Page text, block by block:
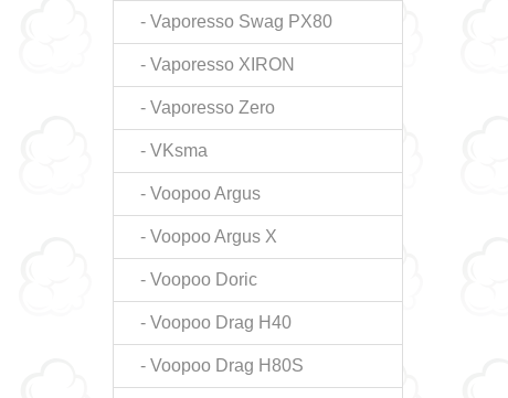
- Vaporesso Swag PX80
- Vaporesso XIRON
- Vaporesso Zero
- VKsma
- Voopoo Argus
- Voopoo Argus X
- Voopoo Doric
- Voopoo Drag H40
- Voopoo Drag H80S